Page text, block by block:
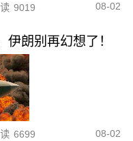
9019 08-02
朗别再幻想了！
6699 08-02